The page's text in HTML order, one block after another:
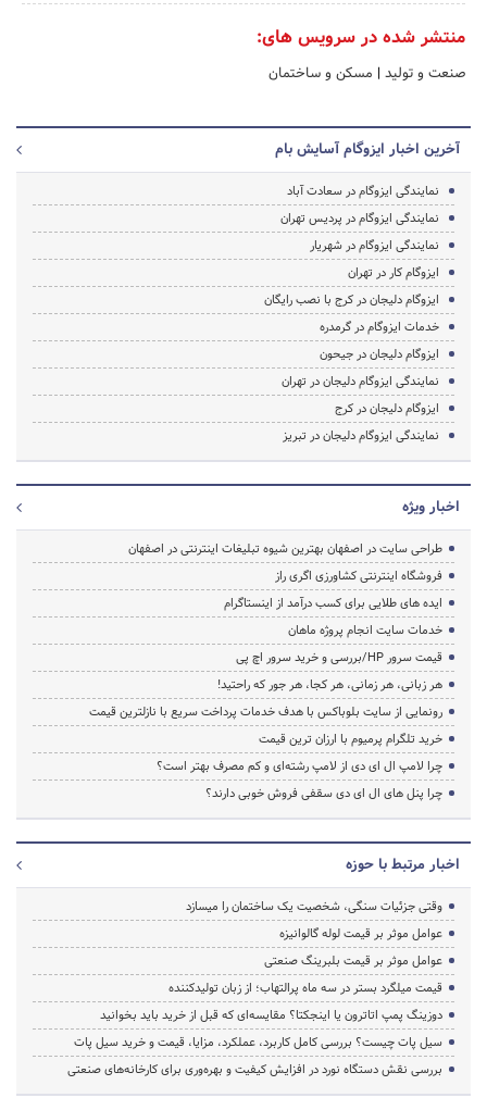
منتشر شده در سرویس های:
صنعت و تولید | مسکن و ساختمان
آخرین اخبار ایزوگام آسایش بام
نمایندگی ایزوگام در سعادت آباد
نمایندگی ایزوگام در پردیس تهران
نمایندگی ایزوگام در شهریار
ایزوگام کار در تهران
ایزوگام دلیجان در کرج با نصب رایگان
خدمات ایزوگام در گرمدره
ایزوگام دلیجان در جیحون
نمایندگی ایزوگام دلیجان در تهران
ایزوگام دلیجان در کرج
نمایندگی ایزوگام دلیجان در تبریز
اخبار ویژه
طراحی سایت در اصفهان بهترین شیوه تبلیغات اینترنتی در اصفهان
فروشگاه اینترنتی کشاورزی اگری راز
ایده های طلایی برای کسب درآمد از اینستاگرام
خدمات سایت انجام پروژه ماهان
قیمت سرور HP/بررسی و خرید سرور اچ پی
هر زبانی، هر زمانی، هر کجا، هر جور که راحتید!
رونمایی از سایت بلوباکس با هدف خدمات پرداخت سریع با نازلترین قیمت
خرید تلگرام پرمیوم با ارزان ترین قیمت
چرا لامپ ال ای دی از لامپ رشته‌ای و کم مصرف بهتر است؟
چرا پنل های ال ای دی سقفی فروش خوبی دارند؟
اخبار مرتبط با حوزه
وقتی جزئیات سنگی، شخصیت یک ساختمان را میسازد
عوامل موثر بر قیمت لوله گالوانیزه
عوامل موثر بر قیمت بلبرینگ صنعتی
قیمت میلگرد بستر در سه ماه پرالتهاب؛ از زبان تولیدکننده
دوزینگ پمپ اتاترون یا اینجکتا؟ مقایسه‌ای که قبل از خرید باید بخوانید
سیل پات چیست؟ بررسی کامل کاربرد، عملکرد، مزایا، قیمت و خرید سیل پات
بررسی نقش دستگاه نورد در افزایش کیفیت و بهره‌وری برای کارخانه‌های صنعتی